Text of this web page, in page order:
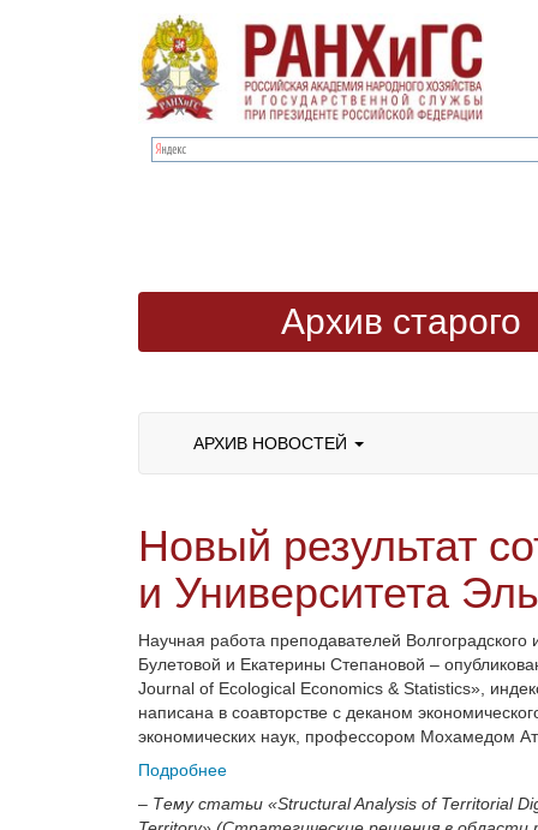
Архив старого
АРХИВ НОВОСТЕЙ
Новый результат
и Университета
Научная работа преподавателей
Булетовой и Екатерины Степановой –
Journal of Ecological Economics & Statistics»,
написана в соавторстве с деканом
экономических наук, профессором Мохамедом
Подробнее
– Тему статьи «Structural Analysis of Territorial